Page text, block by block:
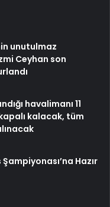
unutulmaz
Ceyhan son
havalimanı 11
kalacak, tüm
Hazır